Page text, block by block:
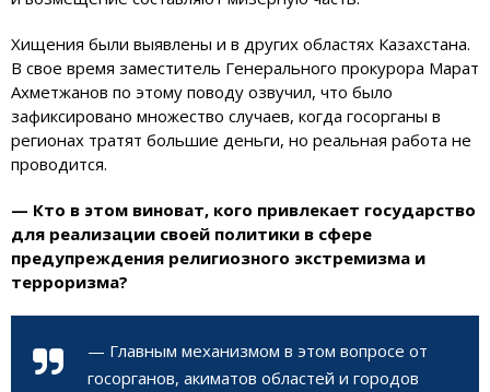
Хищения были выявлены и в других областях Казахстана.
В свое время заместитель Генерального прокурора Марат
Ахметжанов по этому поводу озвучил, что было
зафиксировано множество случаев, когда госорганы в
регионах тратят большие деньги, но реальная работа не
проводится.
— Кто в этом виноват, кого привлекает государство
для реализации своей политики в сфере
предупреждения религиозного экстремизма и
терроризма?
— Главным механизмом в этом вопросе от
госорганов, акиматов областей и городов